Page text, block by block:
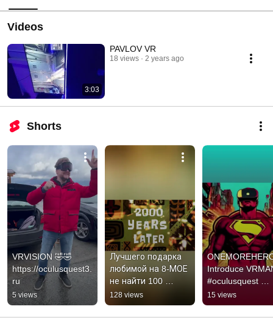
Videos
3:03
PAVLOV VR
18 views 2 years ago
Shorts
VRVISION 🤣🤣
https://oculusquest3.
ru
5 views
Лучшего подарка
любимой на 8-МОЕ
не найти 100
ПУдОв!https://oculus
quest3.ru
128 views
Introduce
#oculusquest
#окулусквест
#oculusquest2
#pico4vr #pico
15 views